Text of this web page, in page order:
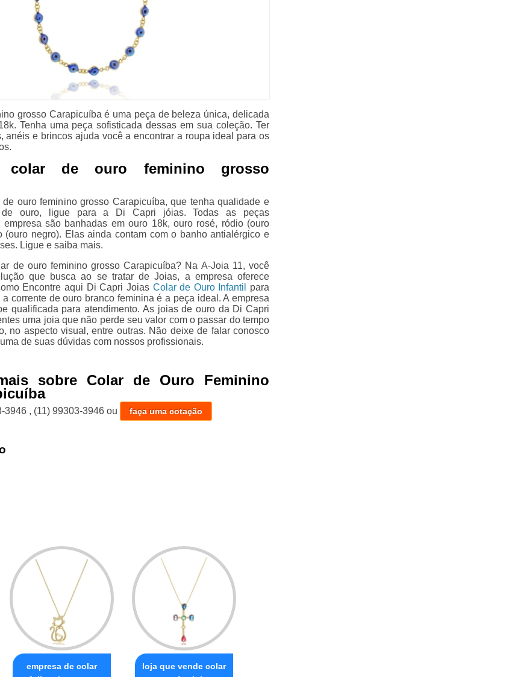
grosso Carapicuíba é uma peça de beleza única, delicada
Tenha uma peça sofisticada dessas em sua coleção. Ter
anéis e brincos ajuda você a encontrar a roupa ideal para os
colar de ouro feminino grosso
de ouro feminino grosso Carapicuíba, que tenha qualidade e
de ouro, ligue para a Di Capri jóias. Todas as peças
são banhadas em ouro 18k, ouro rosé, ródio (ouro
(ouro negro). Elas ainda contam com o banho antialérgico e
Ligue e saiba mais.
de ouro feminino grosso Carapicuíba? Na A-Joia 11, você
que busca ao se tratar de Joias, a empresa oferece
Encontre aqui Di Capri Joias Colar de Ouro Infantil
para
corrente de ouro branco feminina é a peça ideal. A empresa
qualificada para atendimento. As joias de ouro da Di Capri
uma joia que não perde seu valor com o passar do tempo
no aspecto visual, entre outras. Não deixe de falar conosco
de suas dúvidas com nossos profissionais.
sobre Colar de Ouro Feminino
3946 , (11) 99303-3946 ou faça uma cotação
empresa de colar
loja que vende colar